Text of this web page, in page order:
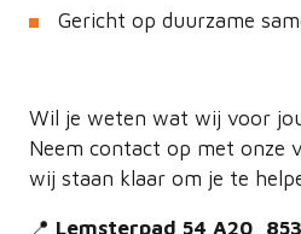
Gericht op duurzame
Wil je weten wat wij voor
Neem contact op met onze
wij staan klaar om je te
📍 Lemsterpad 54 A20,